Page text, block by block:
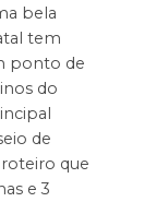
bela
tem
ponto de
do
de
que
e 3